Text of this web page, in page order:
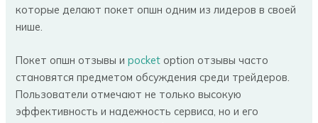
которые делают покет опшн одним из лидеров в своей
нише.
Покет опшн отзывы иpocket option отзывы часто
становятся предметом обсуждения среди трейдеров.
Пользователи отмечают не только высокую
эффективность и надежность сервиса, но и его